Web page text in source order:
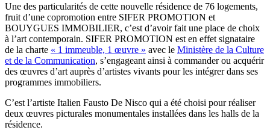
Une des particularités de cette nouvelle résidence de 76 logements,
fruit d’une copromotion entre SIFER PROMOTION et
BOUYGUES IMMOBILIER, c’est d’avoir fait une place de choix
à l’art contemporain. SIFER PROMOTION est en effet signataire
de la charte « 1 immeuble, 1 œuvre » avec le Ministère de la Culture
et de la Communication, s’engageant ainsi à commander ou acquérir
des œuvres d’art auprès d’artistes vivants pour les intégrer dans ses
programmes immobiliers.
C’est l’artiste Italien Fausto De Nisco qui a été choisi pour réaliser
deux œuvres picturales monumentales installées dans les halls de la
résidence.